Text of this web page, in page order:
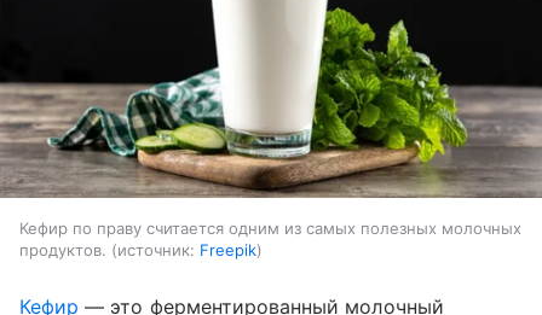
Кефир по праву считается одним из самых полезных молочных
продуктов.
источник: Freepik
Кефир — это ферментированный молочный